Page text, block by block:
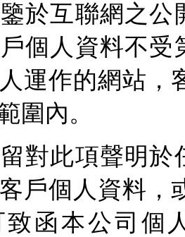
於互聯網之
個人資料不
運作的網站，
圍內。
對此項聲明
戶個人資料，
函本公司個